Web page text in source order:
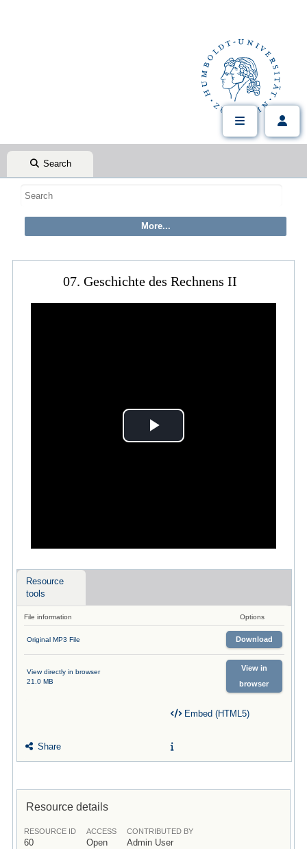
Search
07. Geschichte des Rechnens II
Play
Resource
tools
File information Options
Original MP3 File Download
View directly in browser
21.0 MB
View in
browser
Share
Embed (HTML5)
Resource details
RESOURCE ID
60
ACCESS
Open
CONTRIBUTED BY
Admin User